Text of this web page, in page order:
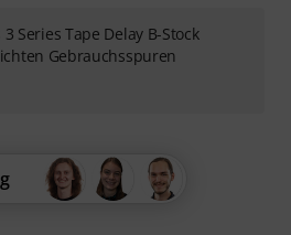
3 Series Tape Delay B-Stock
Gebrauchsspuren